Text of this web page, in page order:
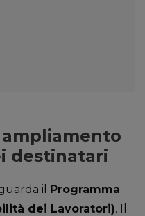
ampliamento
destinatari
il Programma
dei Lavoratori). Il